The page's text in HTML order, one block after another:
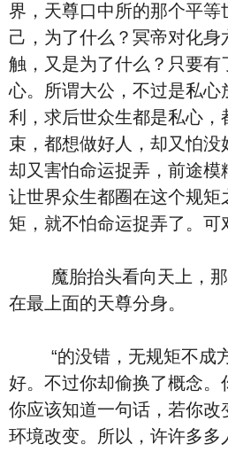
界，天尊口中所的那个平等
己，为了什么？冥帝对化身
触，又是为了什么？只要有
心。所谓大公，不过是私心
利，求后世众生都是私心，
束，都想做好人，却又怕没
却又害怕命运捉弄，前途模
让世界众生都圈在这个规矩
矩，就不怕命运捉弄了。可
魔胎抬头看向天上，那
在最上面的天尊分身。
“的没错，无规矩不成
好。不过你却偷换了概念。
你应该知道一句话，若你改
环境改变。所以，许许多多